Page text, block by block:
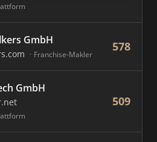
GmbH
Franchise-Makler
578
GmbH
509